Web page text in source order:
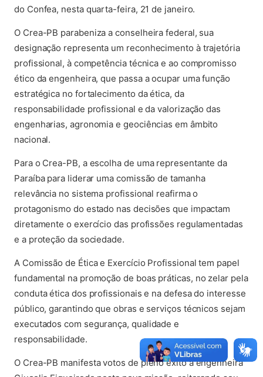
do Confea, nesta quarta-feira, 21 de janeiro.
O Crea-PB parabeniza a conselheira federal, sua
designação representa um reconhecimento à trajetória
profissional, à competência técnica e ao compromisso
ético da engenheira, que passa a ocupar uma função
estratégica no fortalecimento da ética, da
responsabilidade profissional e da valorização das
engenharias, agronomia e geociências em âmbito
nacional.
Para o Crea-PB, a escolha de uma representante da
Paraíba para liderar uma comissão de tamanha
relevância no sistema profissional reafirma o
protagonismo do estado nas decisões que impactam
diretamente o exercício das profissões regulamentadas
e a proteção da sociedade.
A Comissão de Ética e Exercício Profissional tem papel
fundamental na promoção de boas práticas, no zelar pela
conduta ética dos profissionais e na defesa do interesse
público, garantindo que obras e serviços técnicos sejam
executados com segurança, qualidade e
responsabilidade.
O Crea-PB manifesta votos de pleno êxito à engenheira